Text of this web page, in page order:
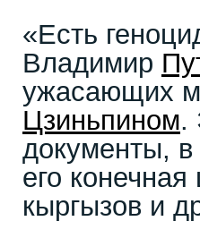
«Есть
Владимир
ужасающих
Цзиньпином.
документы, в
его
кыргызов и